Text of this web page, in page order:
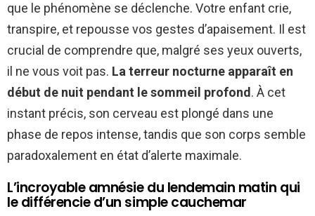
que le phénomène se déclenche. Votre enfant crie,
transpire, et repousse vos gestes d’apaisement. Il est
crucial de comprendre que, malgré ses yeux ouverts,
il ne vous voit pas. La terreur nocturne apparaît en
début de nuit pendant le sommeil profond. À cet
instant précis, son cerveau est plongé dans une
phase de repos intense, tandis que son corps semble
paradoxalement en état d’alerte maximale.
L’incroyable amnésie du lendemain matin qui
le différencie d’un simple cauchemar